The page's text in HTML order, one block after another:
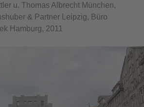
u. Thomas Albrecht München,
& Partner Leipzig, Büro
Hamburg, 2011